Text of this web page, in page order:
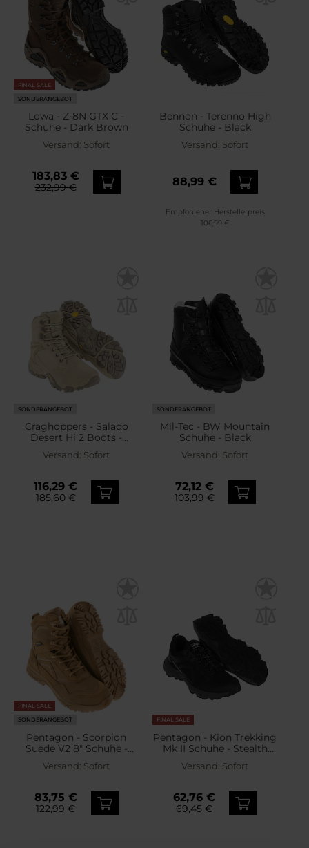
FINAL SALE
SONDERANGEBOT
Lowa - Z-8N GTX C -
Schuhe - Dark Brown
Versand: Sofort
183,83 €
232,99 €
Bennon - Terenno High
Schuhe - Black
Versand: Sofort
88,99 €
Empfohlener Herstellerpreis
106,99 €
SONDERANGEBOT
Craghoppers - Salado
Desert Hi 2 Boots -
Schuhe - Rubble
Versand: Sofort
116,29 €
185,60 €
SONDERANGEBOT
Mil-Tec - BW Mountain
Schuhe - Black
Versand: Sofort
72,12 €
103,99 €
FINAL SALE
SONDERANGEBOT
Pentagon - Scorpion
Suede V2 8" Schuhe -
Versand: Sofort
83,75 €
122,99 €
FINAL SALE
Pentagon - Kion Trekking
Mk II Schuhe - Stealth
Versand: Sofort
62,76 €
69,45 €